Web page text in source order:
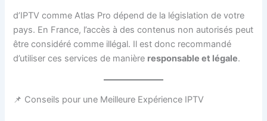
d’IPTV comme Atlas Pro dépend de la législation de votre
pays. En France, l’accès à des contenus non autorisés peut
être considéré comme illégal. Il est donc recommandé
d’utiliser ces services de manière responsable et légale.
📌 Conseils pour une Meilleure Expérience IPTV